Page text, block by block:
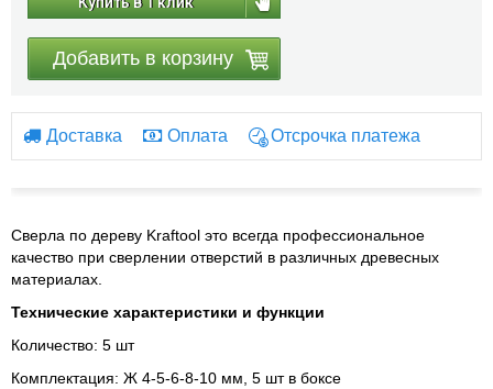
Добавить в корзину
Доставка Оплата Отсрочка платежа
Сверла по дереву Kraftool это всегда профессиональное
качество при сверлении отверстий в различных древесных
материалах.
Технические характеристики и функции
Количество: 5 шт
Комплектация: Ж 4-5-6-8-10 мм, 5 шт в боксе